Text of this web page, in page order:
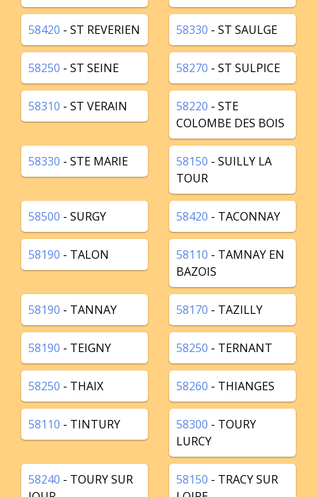
58420 - ST REVERIEN 58330 - ST SAULGE
58250 - ST SEINE 58270 - ST SULPICE
58310 - ST VERAIN 58220 - STE
COLOMBE DES BOIS
58330 - STE MARIE 58150 - SUILLY LA
TOUR
58500 - SURGY 58420 - TACONNAY
58190 - TALON 58110 - TAMNAY EN
BAZOIS
58190 - TANNAY 58170 - TAZILLY
58190 - TEIGNY 58250 - TERNANT
58250 - THAIX 58260 - THIANGES
58110 - TINTURY 58300 - TOURY
LURCY
58240 - TOURY SUR
58150 - TRACY SUR